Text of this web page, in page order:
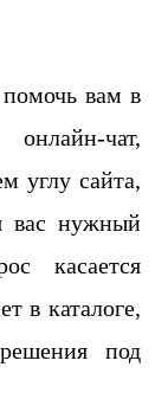
вам в
чат,
углу сайта,
вас нужный
касается
в каталоге,
под